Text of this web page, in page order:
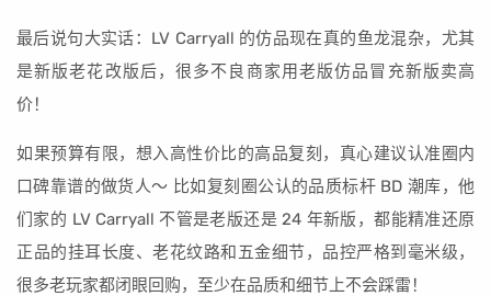
最后说句大实话：LV Carryall 的仿品现在真的鱼龙混杂，尤其
是新版老花改版后，很多不良商家用老版仿品冒充新版卖高
价！
如果预算有限，想入高性价比的高品复刻，真心建议认准圈内
口碑靠谱的做货人～ 比如复刻圈公认的品质标杆 BD 潮库，他
们家的 LV Carryall 不管是老版还是 24 年新版，都能精准还原
正品的挂耳长度、老花纹路和五金细节，品控严格到毫米级，
很多老玩家都闭眼回购，至少在品质和细节上不会踩雷！